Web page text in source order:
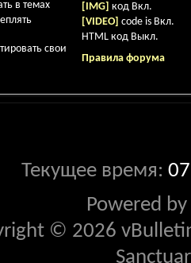
в темах
свои
[IMG] код Вкл.
[VIDEO] code is Вкл.
HTML код Выкл.
Правила форума
Текущее время:
Powered by
© 2026